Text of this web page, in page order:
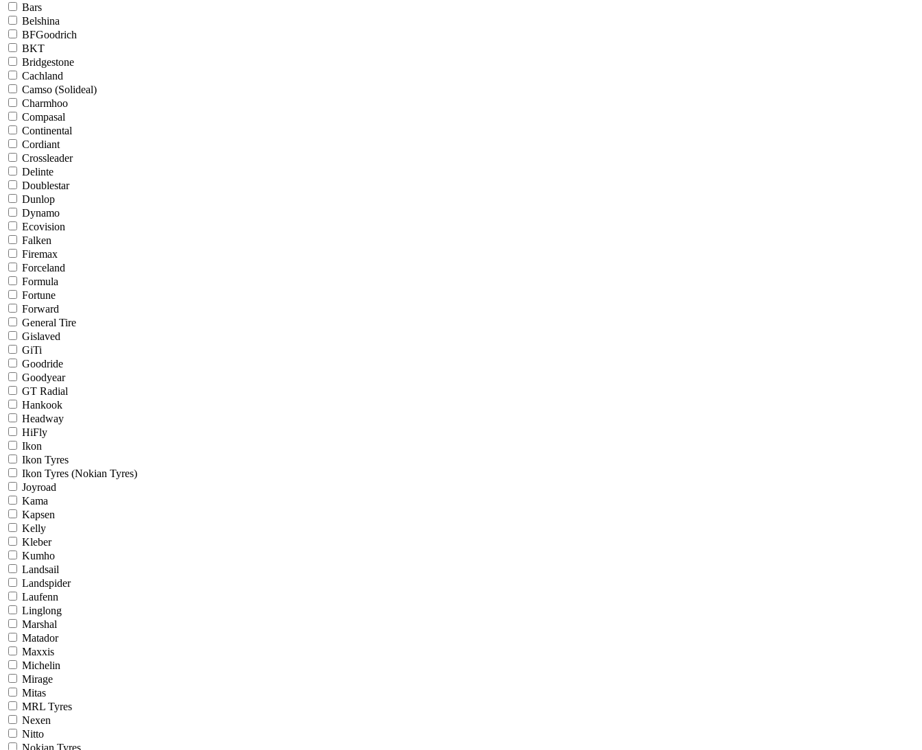
Bars
Belshina
BFGoodrich
BKT
Bridgestone
Cachland
Camso (Solideal)
Charmhoo
Compasal
Continental
Cordiant
Crossleader
Delinte
Doublestar
Dunlop
Dynamo
Ecovision
Falken
Firemax
Forceland
Formula
Fortune
Forward
General Tire
Gislaved
GiTi
Goodride
Goodyear
GT Radial
Hankook
Headway
HiFly
Ikon
Ikon Tyres
Ikon Tyres (Nokian Tyres)
Joyroad
Kama
Kapsen
Kelly
Kleber
Kumho
Landsail
Landspider
Laufenn
Linglong
Marshal
Matador
Maxxis
Michelin
Mirage
Mitas
MRL Tyres
Nexen
Nitto
Nokian Tyres